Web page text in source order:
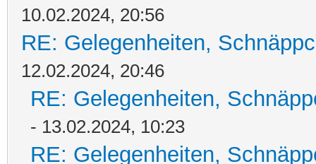
10.02.2024, 20:56
RE: Gelegenheiten,
12.02.2024, 20:46
RE: Gelegenheiten,
- 13.02.2024, 10:23
RE: Gelegenheiten,